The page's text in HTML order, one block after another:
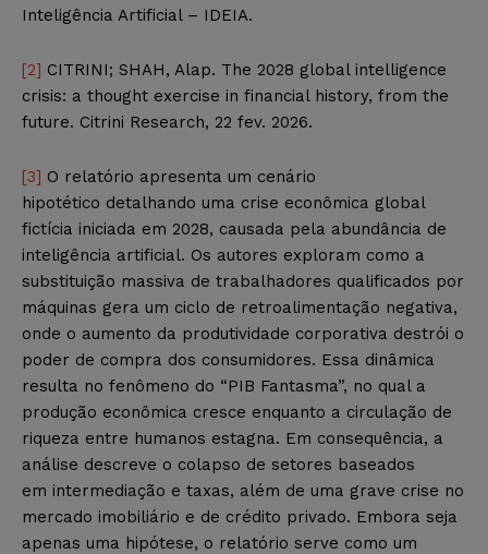
Inteligência Artificial – IDEIA.
[2] CITRINI; SHAH, Alap. The 2028 global intelligence
crisis: a thought exercise in financial history, from the
future. Citrini Research, 22 fev. 2026.
[3] O relatório apresenta um cenário
hipotético detalhando uma crise econômica global
fictícia iniciada em 2028, causada pela abundância de
inteligência artificial. Os autores exploram como a
substituição massiva de trabalhadores qualificados por
máquinas gera um ciclo de retroalimentação negativa,
onde o aumento da produtividade corporativa destrói o
poder de compra dos consumidores. Essa dinâmica
resulta no fenômeno do “PIB Fantasma”, no qual a
produção econômica cresce enquanto a circulação de
riqueza entre humanos estagna. Em consequência, a
análise descreve o colapso de setores baseados
em intermediação e taxas, além de uma grave crise no
mercado imobiliário e de crédito privado. Embora seja
apenas uma hipótese, o relatório serve como um